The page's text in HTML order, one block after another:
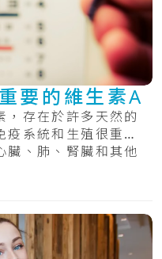
要的維生素A
，存在於許多天然的
疫系統和生殖很重
臟、肺、腎臟和其他